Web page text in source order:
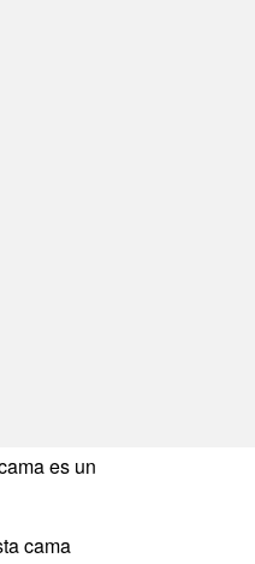
es un
cama